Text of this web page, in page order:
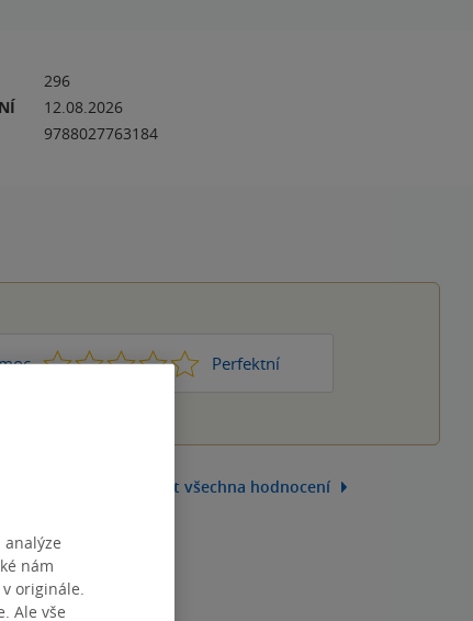
296
12.08.2026
9788027763184
1 2 3 4 Perfektní
5
Zobrazit všechna hodnocení
nám
originále.
Ale vše